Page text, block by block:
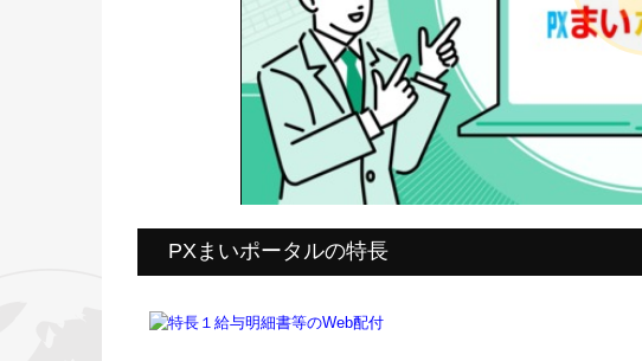
PXまいポータルの特長